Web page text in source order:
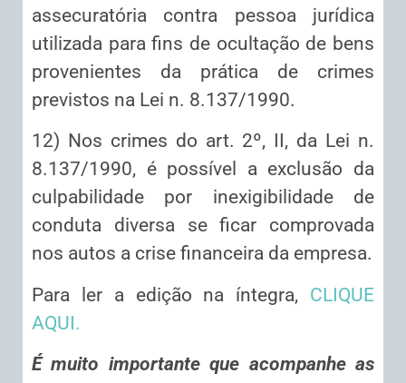
assecuratória contra pessoa jurídica
utilizada para fins de ocultação de bens
provenientes da prática de crimes
previstos na Lei n. 8.137/1990.
12) Nos crimes do art. 2º, II, da Lei n.
8.137/1990, é possível a exclusão da
culpabilidade por inexigibilidade de
conduta diversa se ficar comprovada
nos autos a crise financeira da empresa.
Para ler a edição na íntegra, CLIQUE
AQUI.
É muito importante que acompanhe as